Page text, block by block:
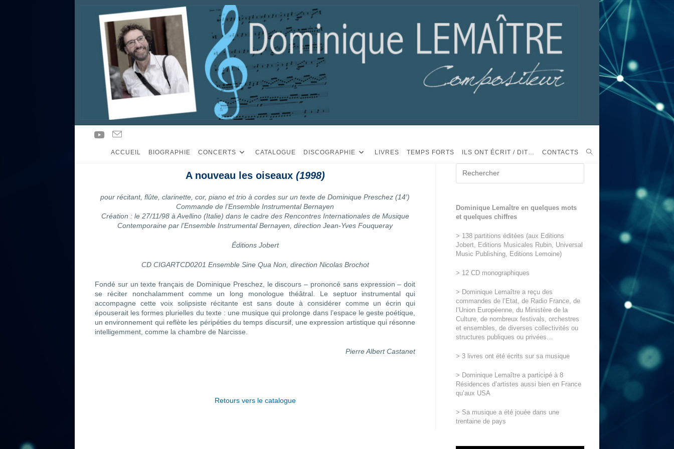
ACCUEIL BIOGRAPHIE CONCERTS CATALOGUE DISCOGRAPHIE LIVRES TEMPS FORTS ILS ONT ÉCRIT / DIT… CONTACTS
A nouveau les oiseaux (1998)
pour récitant, flûte, clarinette, cor, piano et trio à cordes sur un texte de Dominique Preschez (14′)
Commande de l’Ensemble Instrumental Bernayen
Création : le 27/11/98 à Avellino (Italie) dans le cadre des Rencontres Internationales de Musique
Contemporaine par l’Ensemble Instrumental Bernayen, direction Jean-Yves Fouqueray
Éditions Jobert
CD CIGARTCD0201 Ensemble Sine Qua Non, direction Nicolas Brochot
Fondé sur un texte français de Dominique Preschez, le discours – prononcé sans expression – doit
se réciter nonchalamment comme un long monologue théâtral. Le septuor instrumental qui
accompagne cette voix solipsiste récitante est sans doute à considérer comme un écrin qui
épouserait les formes plurielles du texte : une musique qui prolonge dans l’espace le geste poétique,
un environnement qui reflète les péripéties du temps discursif, une expression artistique qui résonne
intelligemment, comme la chambre de Narcisse.
Pierre Albert Castanet
Retours vers le catalogue
Dominique Lemaître en quelques mots
et quelques chiffres
> 138 partitions éditées (aux Editions
Jobert, Editions Musicales Rubin, Universal
Music Publishing, Editions Lemoine)
> 12 CD monographiques
> Dominique Lemaître a reçu des
commandes de l’Etat, de Radio France, de
l’Union Européenne, du Ministère de la
Culture, de nombreux festivals, orchestres
et ensembles, de diverses collectivités ou
structures publiques ou privées…
> 3 livres ont été écrits sur sa musique
> Dominique Lemaître a participé à 8
Résidences d’artistes aussi bien en France
qu’aux USA
> Sa musique a été jouée dans une
trentaine de pays